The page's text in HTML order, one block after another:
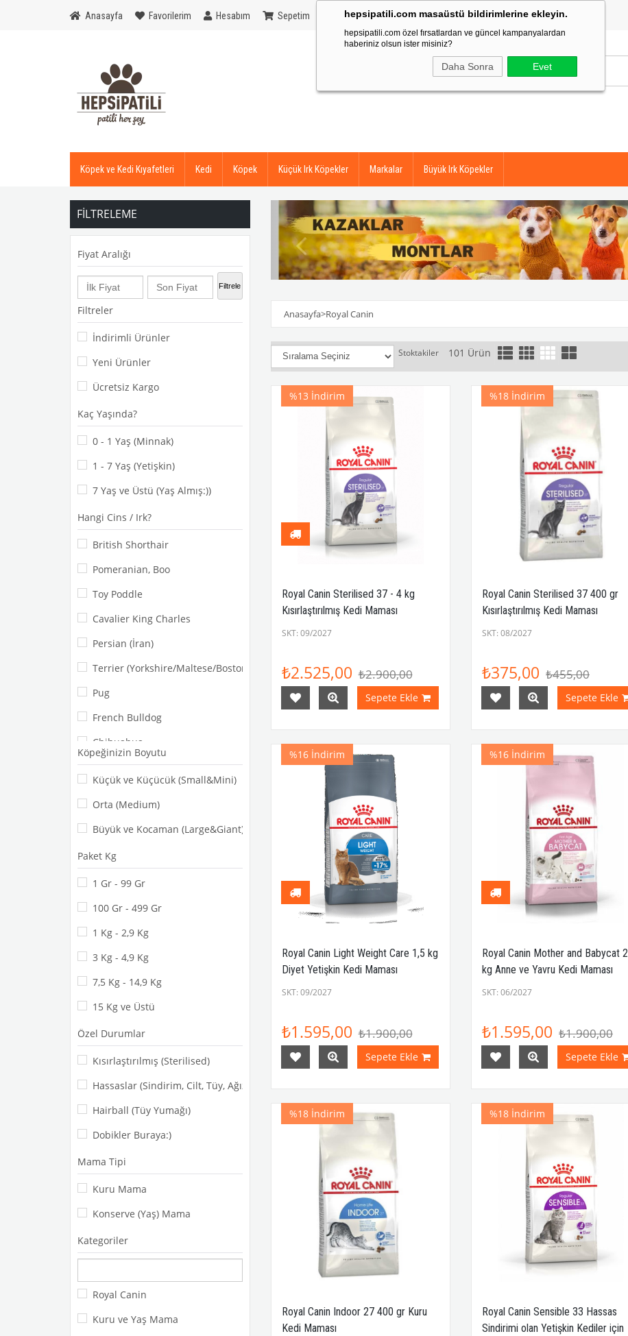
hepsipatili.com masaüstü bildirimlerine ekleyin.
hepsipatili.com özel fırsatlardan ve güncel kampanyalardan
haberiniz olsun ister misiniz?
Daha Sonra Evet
Anasayfa Favorilerim Hesabım Sepetim Siparişlerim Üye Ol Üye Girişi
Köpek ve Kedi Kıyafetleri Kedi Köpek Küçük Irk Köpekler Markalar Büyük Irk Köpekler
FILTRELEME
Fiyat Aralığı
Filtrele
Filtreler
İndirimli Ürünler
Yeni Ürünler
Ücretsiz Kargo
Kaç Yaşında?
0 - 1 Yaş (Minnak)
1 - 7 Yaş (Yetişkin)
7 Yaş ve Üstü (Yaş Almış:))
Hangi Cins / Irk?
British Shorthair
Pomeranian, Boo
Toy Poddle
Cavalier King Charles
Persian (İran)
Terrier (Yorkshire/Maltese/Boston)
Pug
French Bulldog
Chihuahua
Minyatür Pinscher, Bichon Frise
Beagle, Border Collie
Retriever (Golden/Labrador)
German Shephard (Alman Kurdu)
Siyam
Köpeğinizin Boyutu
Küçük ve Küçücük (Small&Mini)
Orta (Medium)
Büyük ve Kocaman (Large&Giant)
Paket Kg
1 Gr - 99 Gr
100 Gr - 499 Gr
1 Kg - 2,9 Kg
3 Kg - 4,9 Kg
7,5 Kg - 14,9 Kg
15 Kg ve Üstü
Özel Durumlar
Kısırlaştırılmış (Sterilised)
Hassaslar (Sindirim, Cilt, Tüy, Ağız, Böbrek)
Hairball (Tüy Yumağı)
Dobikler Buraya:)
Mama Tipi
Kuru Mama
Konserve (Yaş) Mama
Kategoriler
Royal Canin
Kuru ve Yaş Mama
Anasayfa>Royal Canin
Stoktakiler 101 Ürün
Royal Canin Sterilised 37 - 4 kg
Kısırlaştırılmış Kedi Maması
SKT: 09/2027
₺2.525,00 ₺2.900,00
Sepete Ekle
%13 İndirim
Royal Canin Sterilised 37 400 gr
Kısırlaştırılmış Kedi Maması
SKT: 08/2027
₺375,00 ₺455,00
Sepete Ekle
%18 İndirim
Royal Canin Light Weight Care 1,5 kg
Diyet Yetişkin Kedi Maması
SKT: 09/2027
₺1.595,00 ₺1.900,00
Sepete Ekle
%16 İndirim
Royal Canin Mother and Babycat 2
kg Anne ve Yavru Kedi Maması
SKT: 06/2027
₺1.595,00 ₺1.900,00
Sepete Ekle
%16 İndirim
Royal Canin Indoor 27 400 gr Kuru
Kedi Maması
%18 İndirim
Royal Canin Sensible 33 Hassas
Sindirimi olan Yetişkin Kediler için
%18 İndirim